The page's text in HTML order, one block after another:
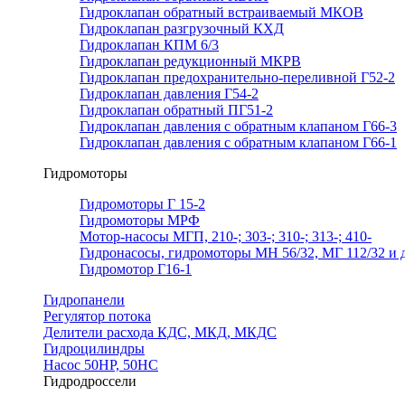
Гидроклапан обратный встраиваемый МКОВ
Гидроклапан разгрузочный КХД
Гидроклапан КПМ 6/3
Гидроклапан редукционный МКРВ
Гидроклапан предохранительно-переливной Г52-2
Гидроклапан давления Г54-2
Гидроклапан обратный ПГ51-2
Гидроклапан давления с обратным клапаном Г66-3
Гидроклапан давления с обратным клапаном Г66-1
Гидромоторы
Гидромоторы Г 15-2
Гидромоторы МРФ
Мотор-насосы МГП, 210-; 303-; 310-; 313-; 410-
Гидронасосы, гидромоторы МН 56/32, МГ 112/32 и
Гидромотор Г16-1
Гидропанели
Регулятор потока
Делители расхода КДС, МКД, МКДС
Гидроцилиндры
Насос 50НР, 50НС
Гидродроссели